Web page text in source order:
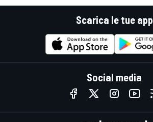
Scarica le tue app
Social media